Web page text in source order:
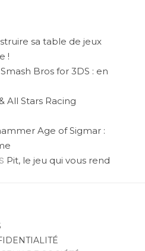
sa table de jeux
!
Bros for 3DS : en
All Stars Racing
Age of Sigmar :
Pit, le jeu qui vous rend